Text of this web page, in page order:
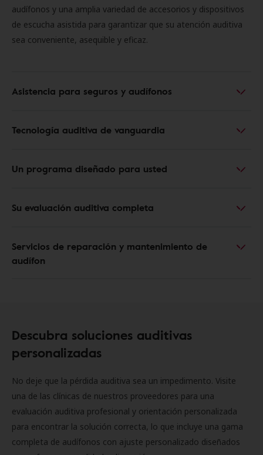
audífonos y una amplia variedad de accesorios y dispositivos
de escucha asistida para garantizar que su atención auditiva
sea conveniente, asequible y eficaz.
Asistencia para seguros y audífonos
Tecnología auditiva de vanguardia
Un programa diseñado para usted
Su evaluación auditiva completa
Servicios de reparación y mantenimiento de
audífon
Descubra soluciones auditivas
personalizadas
No deje que la pérdida auditiva sea un impedimento. Visite
una de las clínicas de nuestros proveedores para una
evaluación auditiva profesional y orientación personalizada
para encontrar la solución correcta, lo que incluye una gama
completa de audífonos con ajuste personalizado diseñados